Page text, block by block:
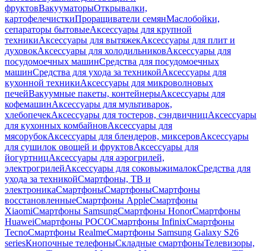
фруктовВакууматорыОткрывалки,
картофелечисткиПроращиватели семянМаслобойки,
сепараторы бытовыеАксессуары для крупной
техникиАксессуары для вытяжекАксессуары для плит и
духовокАксессуары для холодильниковАксессуары для
посудомоечных машинСредства для посудомоечных
машинСредства для ухода за техникойАксессуары для
кухонной техникиАксессуары для микроволновых
печейВакуумные пакеты, контейнерыАксессуары для
кофемашинАксессуары для мультиварок,
хлебопечекАксессуары для тостеров, сэндвичницАксессуары
для кухонных комбайновАксессуары для
мясорубокАксессуары для блендеров, миксеровАксессуары
для сушилок овощей и фруктовАксессуары для
йогуртницАксессуары для аэрогрилей,
электрогрилейАксессуары для соковыжималокСредства для
ухода за техникойСмартфоны, ТВ и
электроникаСмартфоныСмартфоныСмартфоны
восстановленныеСмартфоны AppleСмартфоны
XiaomiСмартфоны SamsungСмартфоны HonorСмартфоны
HuaweiСмартфоны POCOСмартфоны InfinixСмартфоны
TecnoСмартфоны RealmeСмартфоны Samsung Galaxy S26
seriesКнопочные телефоныСкладные смартфоныТелевизоры,